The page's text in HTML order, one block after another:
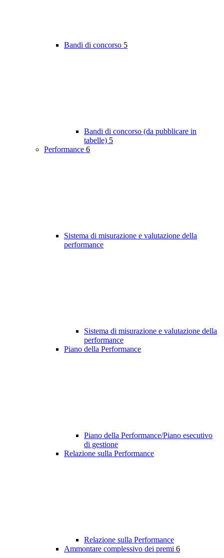
Bandi di concorso 5
Bandi di concorso (da pubblicare in
tabelle) 5
Performance 6
Sistema di misurazione e valutazione della
performance
Sistema di misurazione e valutazione della
performance
Piano della Performance
Piano della Performance/Piano esecutivo
di gestione
Relazione sulla Performance
Relazione sulla Performance
Ammontare complessivo dei premi 6